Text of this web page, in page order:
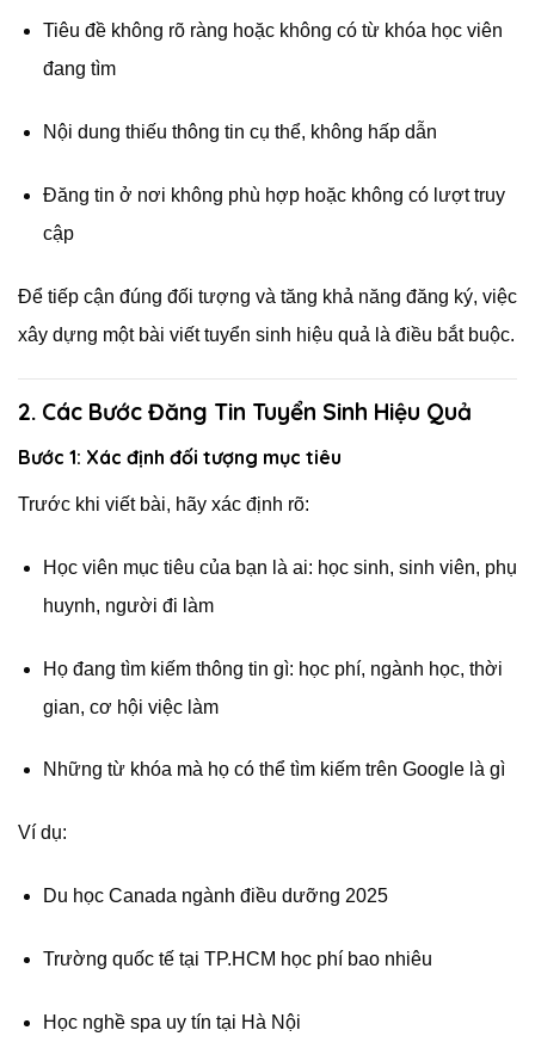
Tiêu đề không rõ ràng hoặc không có từ khóa học viên
đang tìm
Nội dung thiếu thông tin cụ thể, không hấp dẫn
Đăng tin ở nơi không phù hợp hoặc không có lượt truy
cập
Để tiếp cận đúng đối tượng và tăng khả năng đăng ký, việc
xây dựng một bài viết tuyển sinh hiệu quả là điều bắt buộc.
2. Các Bước Đăng Tin Tuyển Sinh Hiệu Quả
Bước 1: Xác định đối tượng mục tiêu
Trước khi viết bài, hãy xác định rõ:
Học viên mục tiêu của bạn là ai: học sinh, sinh viên, phụ
huynh, người đi làm
Họ đang tìm kiếm thông tin gì: học phí, ngành học, thời
gian, cơ hội việc làm
Những từ khóa mà họ có thể tìm kiếm trên Google là gì
Ví dụ:
Du học Canada ngành điều dưỡng 2025
Trường quốc tế tại TP.HCM học phí bao nhiêu
Học nghề spa uy tín tại Hà Nội